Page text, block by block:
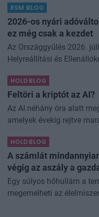
Kevesebb alkoholt iszunk
RSM BLOG
2026-os nyári
ez még csak a kezdet
Az Országgyűlés 2026.
Helyreállítási és
kapcsolódó
HOLDBLOG
Feltöri a kriptót az AI?
Az AI néhány óra alatt
amelyek évekig rejtve
különösen nagy...
HOLDBLOG
A számlát
végig az aszály a
Egy súlyos hőhullám a
megemelheti az